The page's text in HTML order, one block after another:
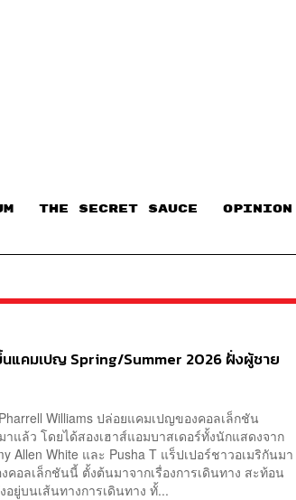
THE SECRET SAUCE​ OPINION
แคมเปญ Spring/Summer 2026 ฝั่งผู้ชาย
Williams ปล่อยแคมเปญของคอลเล็กชัน
าแล้ว โดยได้สองเฮาส์แอมบาสเดอร์ทั้งนักแสดงจาก
Allen White และ Pusha T แร็ปเปอร์ชาวอเมริกันมา
อลเล็กชันนี้ ตั้งต้นมาจากเรื่องการเดินทาง สะท้อน
ยู่บนเส้นทางการเดินทาง ทั้...